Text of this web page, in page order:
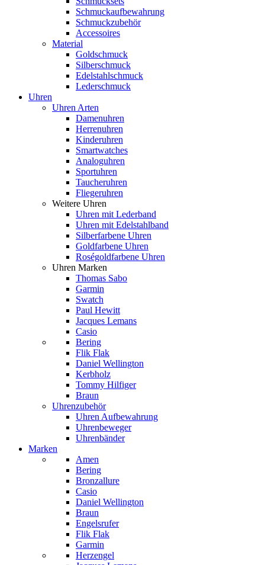
Schmuckaufbewahrung
Schmuckzubehör
Accessoires
Material
Goldschmuck
Silberschmuck
Edelstahlschmuck
Lederschmuck
Uhren
Uhren Arten
Damenuhren
Herrenuhren
Kinderuhren
Smartwatches
Analoguhren
Sportuhren
Taucheruhren
Fliegeruhren
Weitere Uhren
Uhren mit Lederband
Uhren mit Edelstahlband
Silberfarbene Uhren
Goldfarbene Uhren
Roségoldfarbene Uhren
Uhren Marken
Thomas Sabo
Garmin
Swatch
Paul Hewitt
Jacques Lemans
Casio
Bering
Flik Flak
Daniel Wellington
Kerbholz
Tommy Hilfiger
Braun
Uhrenzubehör
Uhren Aufbewahrung
Uhrenbeweger
Uhrenbänder
Marken
Amen
Bering
Bronzallure
Casio
Daniel Wellington
Braun
Engelsrufer
Flik Flak
Garmin
Herzengel